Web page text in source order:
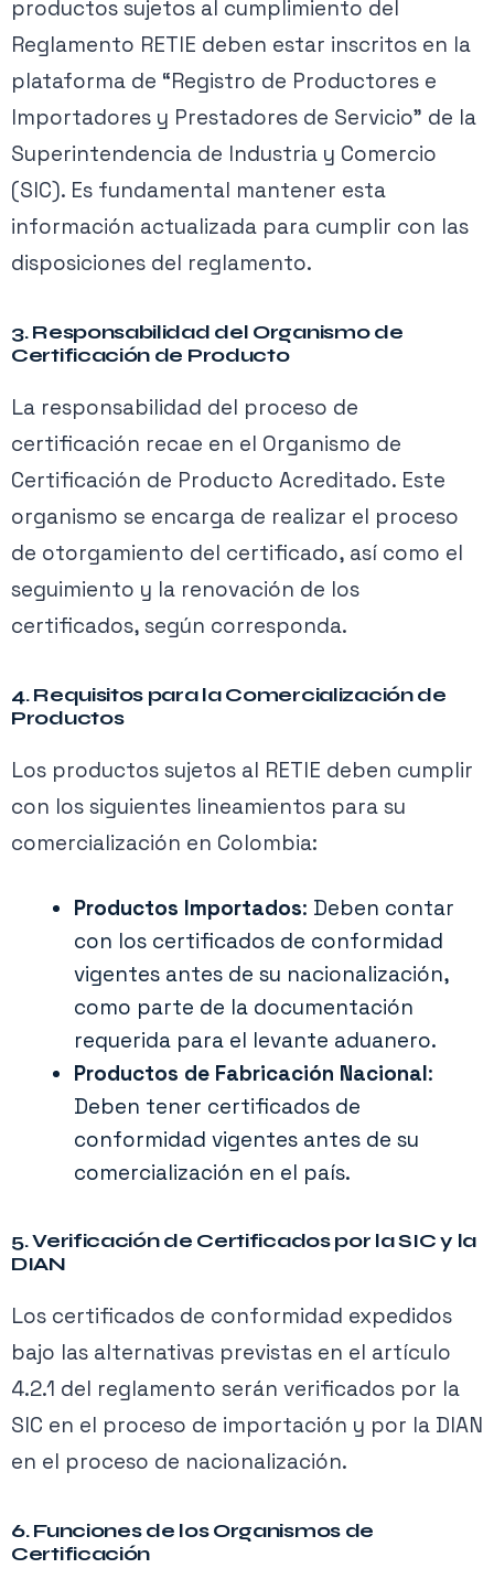
productos sujetos al cumplimiento del
Reglamento RETIE deben estar inscritos en la
plataforma de “Registro de Productores e
Importadores y Prestadores de Servicio” de la
Superintendencia de Industria y Comercio
(SIC). Es fundamental mantener esta
información actualizada para cumplir con las
disposiciones del reglamento.
3. Responsabilidad del Organismo de
Certificación de Producto
La responsabilidad del proceso de
certificación recae en el Organismo de
Certificación de Producto Acreditado. Este
organismo se encarga de realizar el proceso
de otorgamiento del certificado, así como el
seguimiento y la renovación de los
certificados, según corresponda.
4. Requisitos para la Comercialización de
Productos
Los productos sujetos al RETIE deben cumplir
con los siguientes lineamientos para su
comercialización en Colombia:
Productos Importados: Deben contar
con los certificados de conformidad
vigentes antes de su nacionalización,
como parte de la documentación
requerida para el levante aduanero.
Productos de Fabricación Nacional:
Deben tener certificados de
conformidad vigentes antes de su
comercialización en el país.
5. Verificación de Certificados por la SIC y la
DIAN
Los certificados de conformidad expedidos
bajo las alternativas previstas en el artículo
4.2.1 del reglamento serán verificados por la
SIC en el proceso de importación y por la DIAN
en el proceso de nacionalización.
6. Funciones de los Organismos de
Certificación